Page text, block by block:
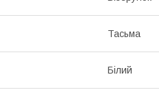
Тасьма
Білий